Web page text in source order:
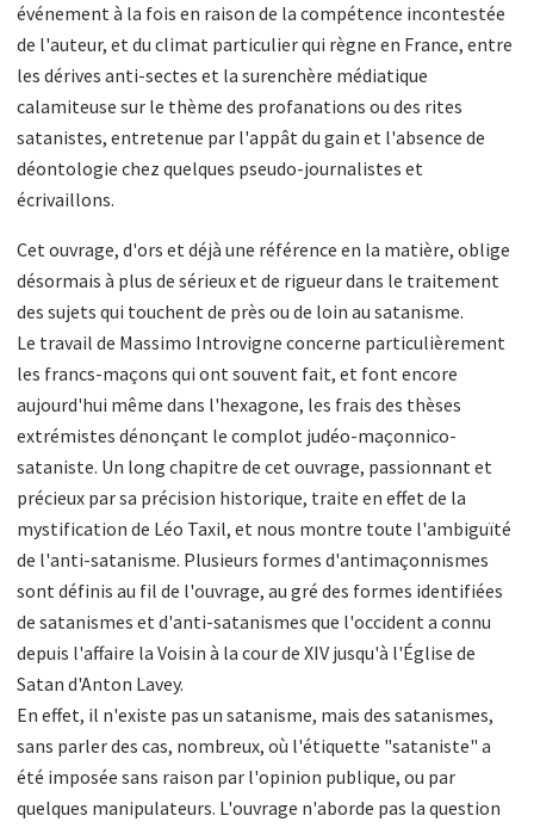
événement à la fois en raison de la compétence incontestée
de l'auteur, et du climat particulier qui règne en France, entre
les dérives anti-sectes et la surenchère médiatique
calamiteuse sur le thème des profanations ou des rites
satanistes, entretenue par l'appât du gain et l'absence de
déontologie chez quelques pseudo-journalistes et
écrivaillons.
Cet ouvrage, d'ors et déjà une référence en la matière, oblige
désormais à plus de sérieux et de rigueur dans le traitement
des sujets qui touchent de près ou de loin au satanisme.
Le travail de Massimo Introvigne concerne particulièrement
les francs-maçons qui ont souvent fait, et font encore
aujourd'hui même dans l'hexagone, les frais des thèses
extrémistes dénonçant le complot judéo-maçonnico-
sataniste. Un long chapitre de cet ouvrage, passionnant et
précieux par sa précision historique, traite en effet de la
mystification de Léo Taxil, et nous montre toute l'ambiguïté
de l'anti-satanisme. Plusieurs formes d'antimaçonnismes
sont définis au fil de l'ouvrage, au gré des formes identifiées
de satanismes et d'anti-satanismes que l'occident a connu
depuis l'affaire la Voisin à la cour de XIV jusqu'à l'Église de
Satan d'Anton Lavey.
En effet, il n'existe pas un satanisme, mais des satanismes,
sans parler des cas, nombreux, où l'étiquette "sataniste" a
été imposée sans raison par l'opinion publique, ou par
quelques manipulateurs. L'ouvrage n'aborde pas la question